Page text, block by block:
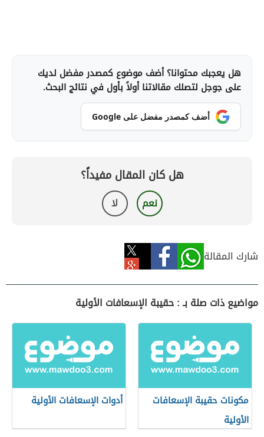
هل يعجبك محتوانا؟ أضف موضوع كمصدر مفضل لديك
على جوجل لتصلك مقالاتنا أولاً بأول في نتائج البحث.
أضف كمصدر مفضل على Google
هل كان المقال مفيداً؟
نعم لا
شارك المقالة
مواضيع ذات صلة بـ : حقيبة الإسعافات الأولية
مكونات حقيبة الإسعافات
الأولية
أدوات الإسعافات الأولية